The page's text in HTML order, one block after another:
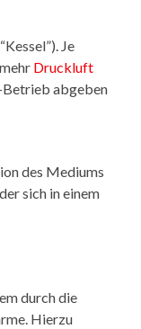
Je
Druckluft
Betrieb abgeben
des Mediums
sich in einem
durch die
Hierzu